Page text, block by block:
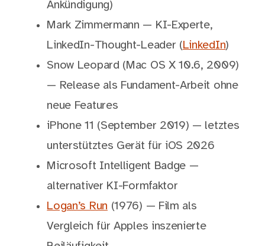
Ankündigung)
Mark Zimmermann — KI-Experte,
LinkedIn-Thought-Leader (LinkedIn)
Snow Leopard (Mac OS X 10.6, 2009)
— Release als Fundament-Arbeit ohne
neue Features
iPhone 11 (September 2019) — letztes
unterstütztes Gerät für iOS 2026
Microsoft Intelligent Badge —
alternativer KI-Formfaktor
Logan’s Run (1976) — Film als
Vergleich für Apples inszenierte